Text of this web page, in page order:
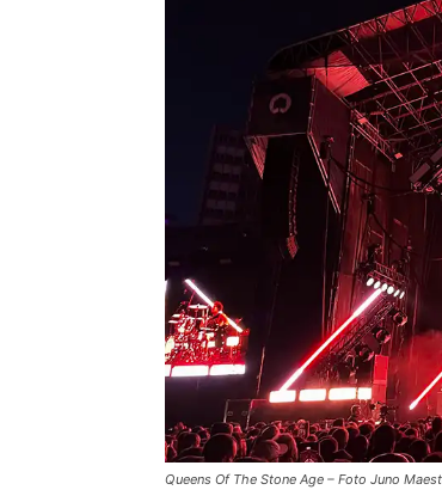
Queens Of The Stone Age – Foto Juno